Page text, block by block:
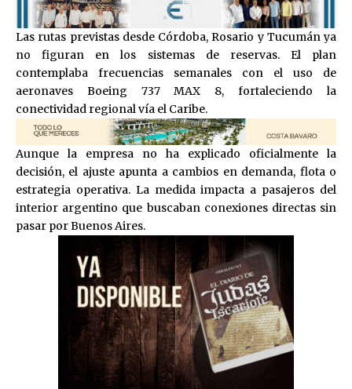
Las rutas previstas desde Córdoba, Rosario y Tucumán ya
no figuran en los sistemas de reservas. El plan
contemplaba frecuencias semanales con el uso de
aeronaves Boeing 737 MAX 8, fortaleciendo la
conectividad regional vía el Caribe.
Aunque la empresa no ha explicado oficialmente la
decisión, el ajuste apunta a cambios en demanda, flota o
estrategia operativa. La medida impacta a pasajeros del
interior argentino que buscaban conexiones directas sin
pasar por Buenos Aires.